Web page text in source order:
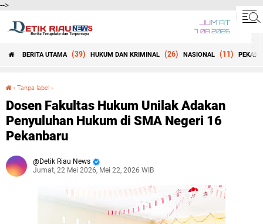
-->
JUM'AT
7 08 2026
BERITA UTAMA (39) HUKUM DAN KRIMINAL (26) NASIONAL (11)
› Tanpa label ›
Dosen Fakultas Hukum Unilak Adakan
Penyuluhan Hukum di SMA Negeri 16
Pekanbaru
Detik Riau News
Jumat, 22 Mei 2026, Mei 22, 2026 WIB